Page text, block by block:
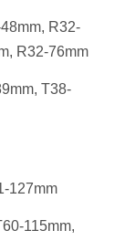
R32-
R32-76mm
T38-
127mm
115mm,